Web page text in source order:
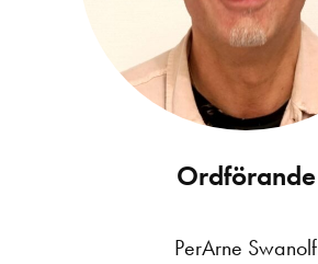
Ordförande
PerArne Swanolf